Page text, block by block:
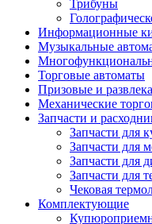
Трибуны
Информационные
Музыкальные
Торговые автоматы
Призовые и
Механические
Запчасти и
Запчасти для
Запчасти для
Запчасти для
Запчасти для
Чековая
Комплектующие